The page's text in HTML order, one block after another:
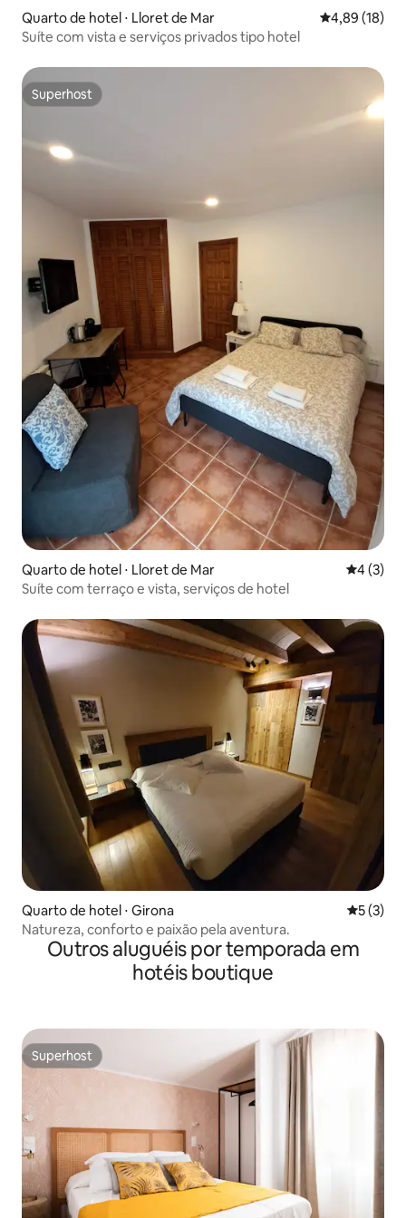
Quarto de hotel ⋅ Lloret de Mar 4,89 de uma
4,89 (18)
Suíte com vista e serviços privados tipo hotel
Superhost
Superhost
Quarto de hotel ⋅ Lloret de Mar 4 de
4 (3)
Suíte com terraço e vista, serviços de hotel
Quarto de hotel ⋅ Girona 5 de
5 (3)
Natureza, conforto e paixão pela aventura.
Outros aluguéis por temporada em
hotéis boutique
Superhost
Superhost